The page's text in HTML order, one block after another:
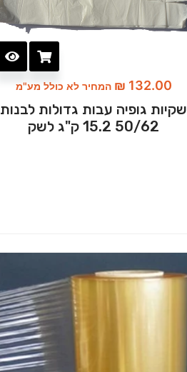
₪ 132.00 המחיר לא כולל מע"מ
שקיות גופיה עבות גדולות לבנות
50/62 15.2 ק"ג לשק